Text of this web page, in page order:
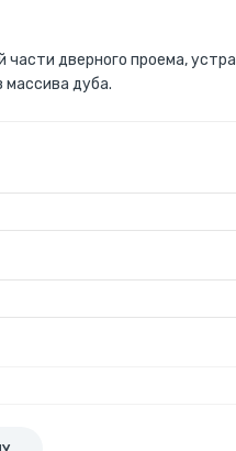
дверного проема,
массива дуба.